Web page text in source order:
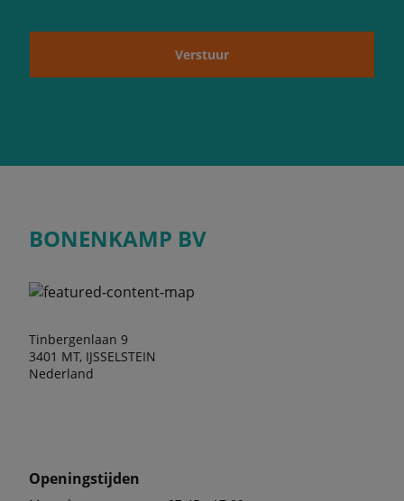
Verstuur
BONENKAMP BV
Tinbergenlaan 9
3401 MT, IJSSELSTEIN
Nederland
Openingstijden